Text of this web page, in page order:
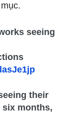
seeing
their
six months,